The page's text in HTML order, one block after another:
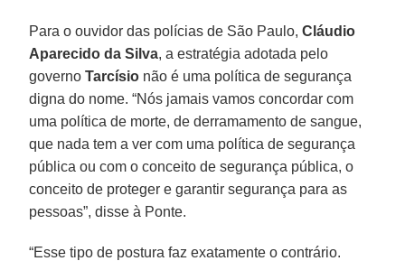
Para o ouvidor das polícias de São Paulo,Cláudio
Aparecido da Silva, a estratégia adotada pelo
governoTarcísio não é uma política de segurança
digna do nome. “Nós jamais vamos concordar com
uma política de morte, de derramamento de sangue,
que nada tem a ver com uma política de segurança
pública ou com o conceito de segurança pública, o
conceito de proteger e garantir segurança para as
pessoas”, disse à Ponte.
“Esse tipo de postura faz exatamente o contrário.